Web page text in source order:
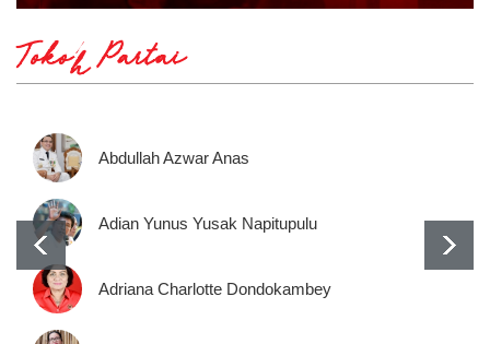
Tokoh Partai
Abdullah Azwar Anas
Adian Yunus Yusak Napitupulu
Adriana Charlotte Dondokambey